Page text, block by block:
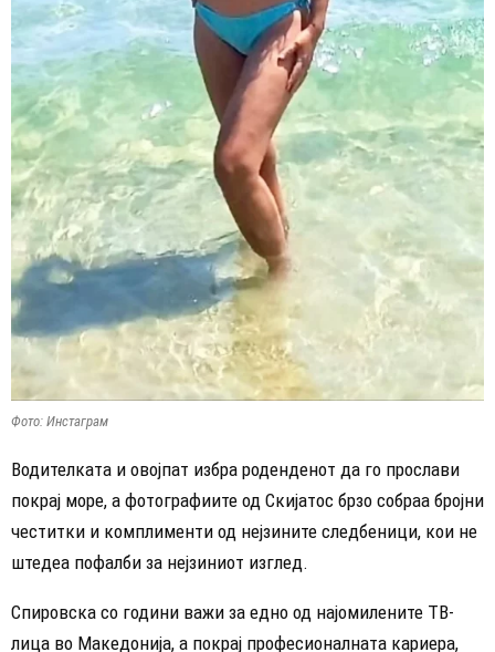
Фото: Инстаграм
Водителката и овојпат избра роденденот да го прослави
покрај море, а фотографиите од Скијатос брзо собраа бројни
честитки и комплименти од нејзините следбеници, кои не
штедеа пофалби за нејзиниот изглед.
Спировска со години важи за едно од најомилените ТВ-
лица во Македонија, а покрај професионалната кариера,